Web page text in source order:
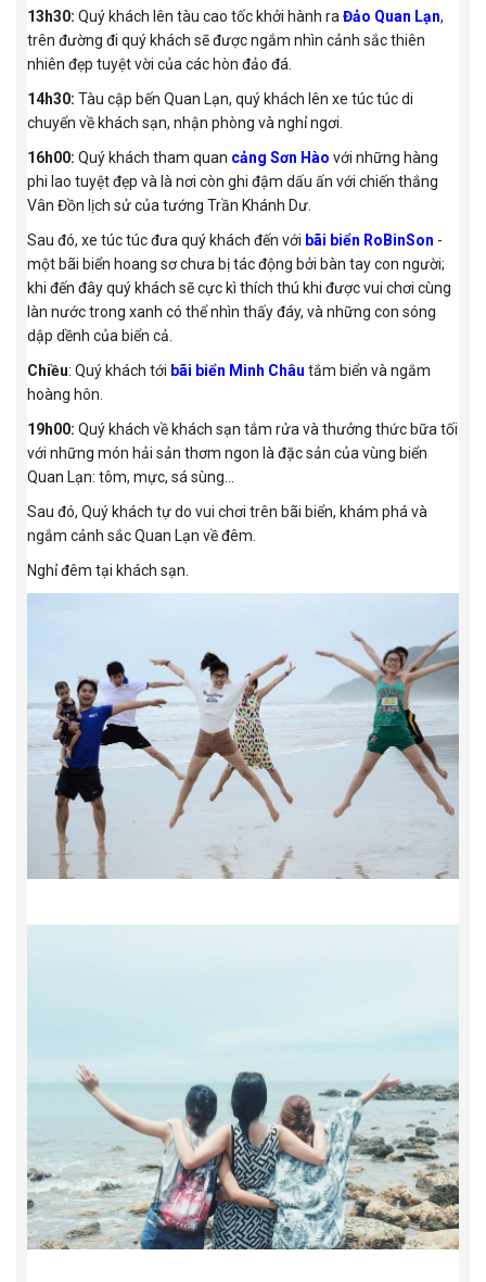
13h30: Quý khách lên tàu cao tốc khởi hành raĐảo Quan Lạn,
trên đường đi quý khách sẽ được ngắm nhìn cảnh sắc thiên
nhiên đẹp tuyệt vời của các hòn đảo đá.
14h30: Tàu cập bến Quan Lạn, quý khách lên xe túc túc di
chuyển về khách sạn, nhận phòng và nghỉ ngơi.
16h00: Quý khách tham quan cảng Sơn Hào với những hàng
phi lao tuyệt đẹp và là nơi còn ghi đậm dấu ấn với chiến thắng
Vân Đồn lịch sử của tướng Trần Khánh Dư.
Sau đó, xe túc túc đưa quý khách đến với bãi biển RoBinSon -
một bãi biển hoang sơ chưa bị tác động bởi bàn tay con người;
khi đến đây quý khách sẽ cực kì thích thú khi được vui chơi cùng
làn nước trong xanh có thể nhìn thấy đáy, và những con sóng
dập dềnh của biển cả.
Chiều: Quý khách tới bãi biển Minh Châu tắm biển và ngắm
hoàng hôn.
19h00: Quý khách về khách sạn tắm rửa và thưởng thức bữa tối
với những món hải sản thơm ngon là đặc sản của vùng biển
Quan Lạn: tôm, mực, sá sùng...
Sau đó, Quý khách tự do vui chơi trên bãi biển, khám phá và
ngắm cảnh sắc Quan Lạn về đêm.
Nghỉ đêm tại khách sạn.